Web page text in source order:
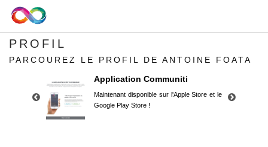
PROFIL
PARCOUREZ LE PROFIL DE ANTOINE FOATA
Application Communiti
Maintenant disponible sur l'Apple Store et le
Google Play Store !